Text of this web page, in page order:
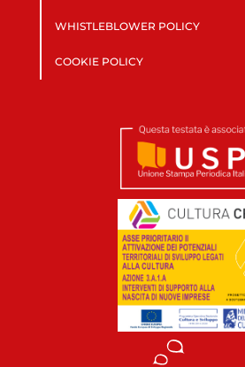
WHISTLEBLOWER POLICY
COOKIE POLICY